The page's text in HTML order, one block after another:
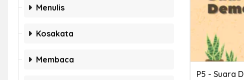
Menulis
Kosakata
Membaca
P5 - Suara